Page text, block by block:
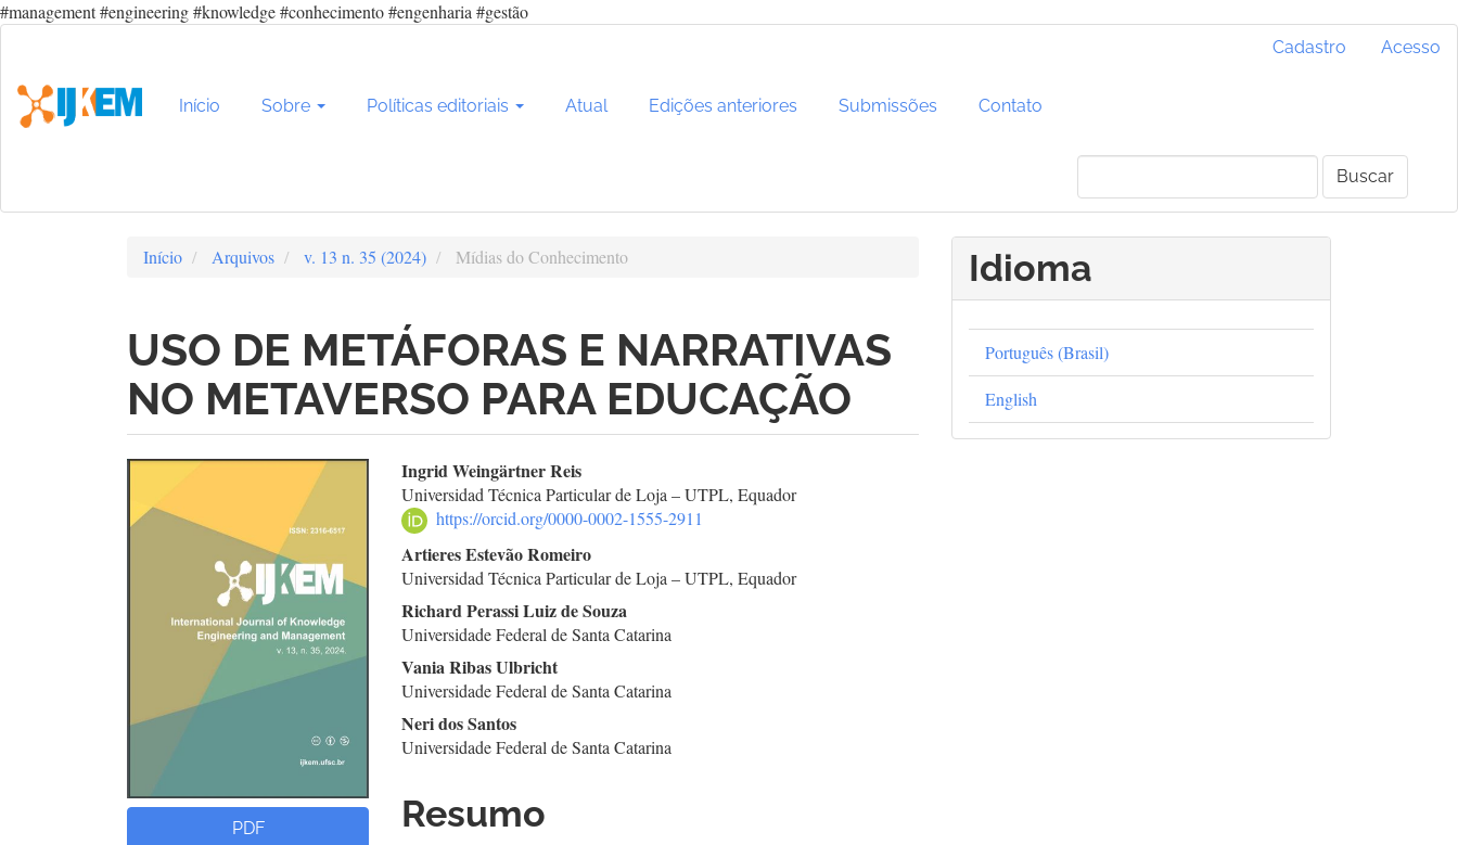
#management #engineering #knowledge #conhecimento #engenharia #gestão
Conteúdo
principal
Barra
Cadastro Acesso
Início Sobre Políticas editoriais Atual Edições anteriores Submissões Contato
Buscar
Início Arquivos v. 13 n. 35 (2024) Mídias do Conhecimento
USO DE METÁFORAS E NARRATIVAS
NO METAVERSO PARA EDUCAÇÃO
lateral
artigos
PDF
Conteúdo
do
artigo
principal
Ingrid Weingärtner Reis
Universidad Técnica Particular de Loja – UTPL, Equador
https://orcid.org/0000-0002-1555-2911
Artieres Estevão Romeiro
Universidad Técnica Particular de Loja – UTPL, Equador
Richard Perassi Luiz de Souza
Universidade Federal de Santa Catarina
Vania Ribas Ulbricht
Universidade Federal de Santa Catarina
Neri dos Santos
Universidade Federal de Santa Catarina
Resumo
Idioma
Português (Brasil)
English